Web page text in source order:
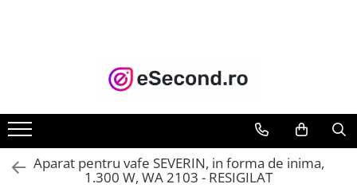
Accesorii Auto
Anvelope & Jante
Covorase auto
Echipamente pentru Atelier
Aparat pentru vafe SEVERIN, in forma de inima,
1.300 W, WA 2103 - RESIGILAT